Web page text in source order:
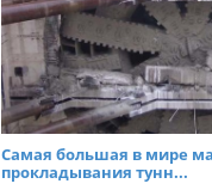
Cамая большая в мире
прокладывания тунн...